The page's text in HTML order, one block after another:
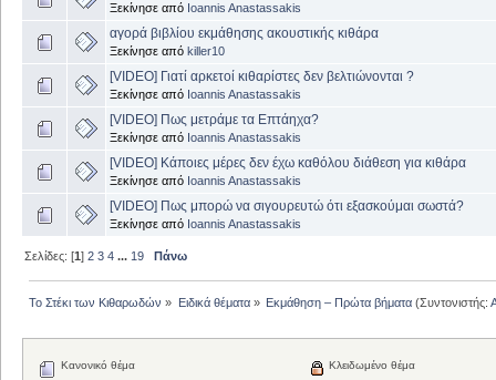
Ξεκίνησε από Ioannis Anastassakis
αγορά βιβλίου εκμάθησης ακουστικής κιθάρα
Ξεκίνησε από killer10
[VIDEO] Γιατί αρκετοί κιθαρίστες δεν βελτιώνονται ?
Ξεκίνησε από Ioannis Anastassakis
[VIDEO] Πως μετράμε τα Επτάηχα?
Ξεκίνησε από Ioannis Anastassakis
[VIDEO] Kάποιες μέρες δεν έχω καθόλου διάθεση για κιθάρα
Ξεκίνησε από Ioannis Anastassakis
[VIDEO] Πως μπορώ να σιγουρευτώ ότι εξασκούμαι σωστά?
Ξεκίνησε από Ioannis Anastassakis
Σελίδες: [1]2 3 4 ... 19 Πάνω
Το Στέκι των Κιθαρωδών » Ειδικά θέματα» Εκμάθηση – Πρώτα βήματα(Συντονιστής:
Κανονικό θέμα
Κλειδωμένο θέμα